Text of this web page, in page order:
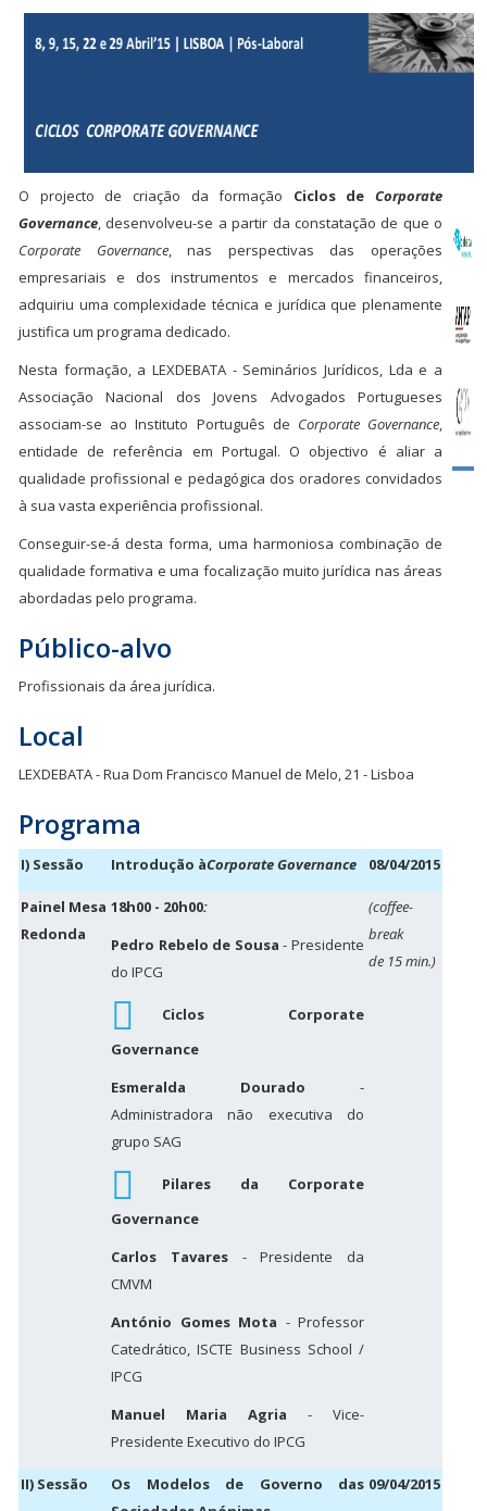
O projecto de criação da formação Ciclos de Corporate
Governance, desenvolveu-se a partir da constatação de que o
Corporate Governance, nas perspectivas das operações
empresariais e dos instrumentos e mercados financeiros,
adquiriu uma complexidade técnica e jurídica que plenamente
justifica um programa dedicado.
Nesta formação, a LEXDEBATA - Seminários Jurídicos, Lda e a
Associação Nacional dos Jovens Advogados Portugueses
associam-se ao Instituto Português de Corporate Governance,
entidade de referência em Portugal. O objectivo é aliar a
qualidade profissional e pedagógica dos oradores convidados
à sua vasta experiência profissional.
Conseguir-se-á desta forma, uma harmoniosa combinação de
qualidade formativa e uma focalização muito jurídica nas áreas
abordadas pelo programa.
Público-alvo
Profissionais da área jurídica.
Local
LEXDEBATA - Rua Dom Francisco Manuel de Melo, 21 - Lisboa
Programa
I) Sessão Introdução àCorporate Governance 08/04/2015
Painel Mesa
Redonda
18h00 - 20h00:
Pedro Rebelo de Sousa - Presidente
do IPCG
Ciclos Corporate
Governance
Esmeralda Dourado -
Administradora não executiva do
grupo SAG
Pilares da Corporate
Governance
Carlos Tavares- Presidente da
CMVM
António Gomes Mota - Professor
Catedrático, ISCTE Business School /
IPCG
Manuel Maria Agria - Vice-
Presidente Executivo do IPCG
(coffee-
break
de 15 min.)
II) Sessão
Os Modelos de Governo das 09/04/2015